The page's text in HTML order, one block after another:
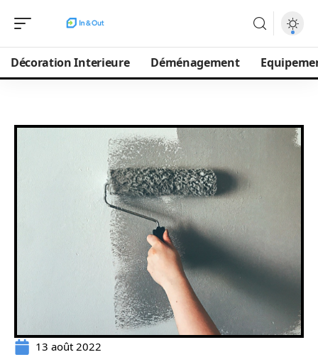
Décoration Interieure Déménagement
13 août 2022